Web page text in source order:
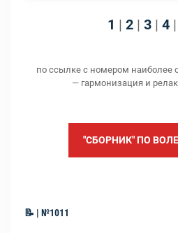
1 | 2 | 3 | 4 |
по ссылке с номером наиболее
— гармонизация и
"СБОРНИК" ПО ВОЛЕ
📝 | №1011